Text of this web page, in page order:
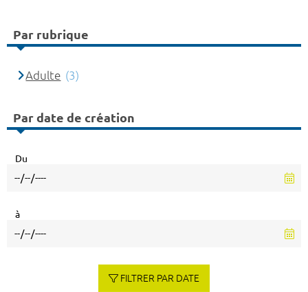
Par rubrique
Adulte (3)
Par date de création
Du
à
FILTRER PAR DATE